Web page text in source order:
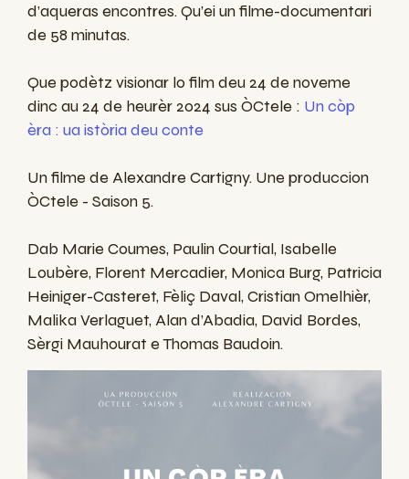
d’aqueras encontres. Qu’ei un filme-documentari
de 58 minutas.
Que podètz visionar lo film deu 24 de noveme
dinc au 24 de heurèr 2024 sus ÒCtele : Un còp
èra : ua istòria deu conte
Un filme de Alexandre Cartigny. Une produccion
ÒCtele - Saison 5.
Dab Marie Coumes, Paulin Courtial, Isabelle
Loubère, Florent Mercadier, Monica Burg, Patricia
Heiniger-Casteret, Fèliç Daval, Cristian Omelhièr,
Malika Verlaguet, Alan d’Abadia, David Bordes,
Sèrgi Mauhourat e Thomas Baudoin.